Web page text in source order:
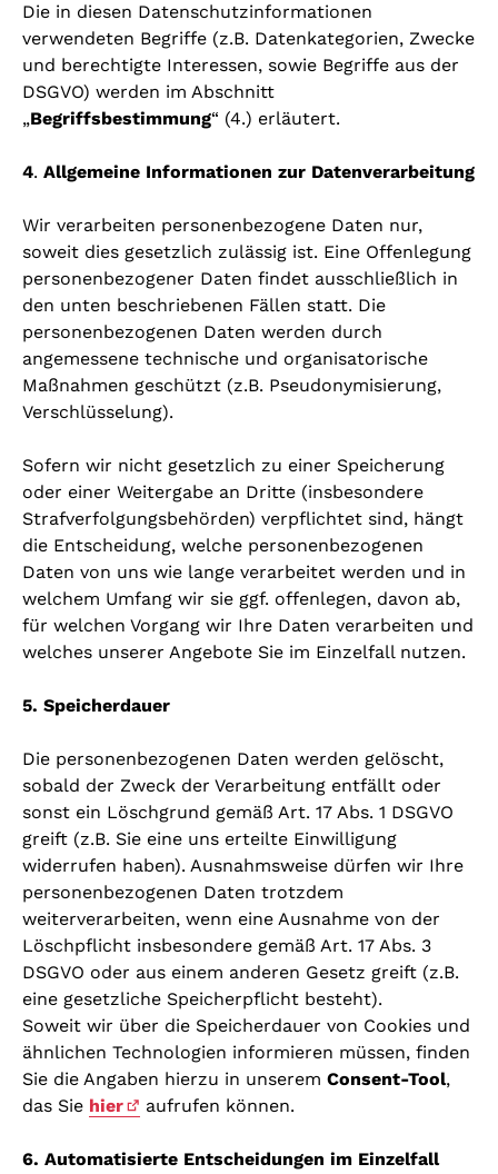
Die in diesen Datenschutzinformationen
verwendeten Begriffe (z.B. Datenkategorien, Zwecke
und berechtigte Interessen, sowie Begriffe aus der
DSGVO) werden im Abschnitt
„Begriffsbestimmung“ (4.) erläutert.
4. Allgemeine Informationen zur Datenverarbeitung
Wir verarbeiten personenbezogene Daten nur,
soweit dies gesetzlich zulässig ist. Eine Offenlegung
personenbezogener Daten findet ausschließlich in
den unten beschriebenen Fällen statt. Die
personenbezogenen Daten werden durch
angemessene technische und organisatorische
Maßnahmen geschützt (z.B. Pseudonymisierung,
Verschlüsselung).
Sofern wir nicht gesetzlich zu einer Speicherung
oder einer Weitergabe an Dritte (insbesondere
Strafverfolgungsbehörden) verpflichtet sind, hängt
die Entscheidung, welche personenbezogenen
Daten von uns wie lange verarbeitet werden und in
welchem Umfang wir sie ggf. offenlegen, davon ab,
für welchen Vorgang wir Ihre Daten verarbeiten und
welches unserer Angebote Sie im Einzelfall nutzen.
5. Speicherdauer
Die personenbezogenen Daten werden gelöscht,
sobald der Zweck der Verarbeitung entfällt oder
sonst ein Löschgrund gemäß Art. 17 Abs. 1 DSGVO
greift (z.B. Sie eine uns erteilte Einwilligung
widerrufen haben). Ausnahmsweise dürfen wir Ihre
personenbezogenen Daten trotzdem
weiterverarbeiten, wenn eine Ausnahme von der
Löschpflicht insbesondere gemäß Art. 17 Abs. 3
DSGVO oder aus einem anderen Gesetz greift (z.B.
eine gesetzliche Speicherpflicht besteht).
Soweit wir über die Speicherdauer von Cookies und
ähnlichen Technologien informieren müssen, finden
Sie die Angaben hierzu in unserem Consent-Tool,
das Sie hier aufrufen können.
6. Automatisierte Entscheidungen im Einzelfall